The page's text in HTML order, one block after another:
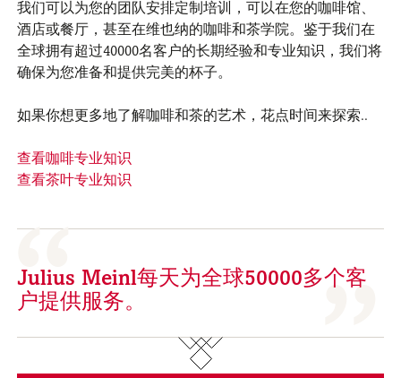
我们可以为您的团队安排定制培训，可以在您的咖啡馆、
酒店或餐厅，甚至在维也纳的咖啡和茶学院。鉴于我们在
全球拥有超过40000名客户的长期经验和专业知识，我们将
确保为您准备和提供完美的杯子。
如果你想更多地了解咖啡和茶的艺术，花点时间来探索..
查看咖啡专业知识
查看茶叶专业知识
Julius Meinl每天为全球50000多个客
户提供服务。